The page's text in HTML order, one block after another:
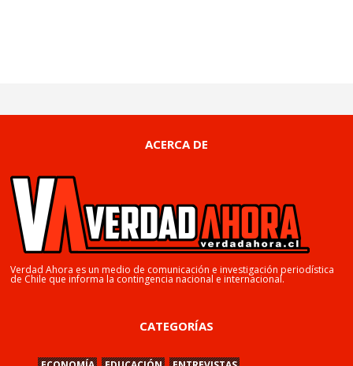
ACERCA DE
Verdad Ahora es un medio de comunicación e investigación periodística
de Chile que informa la contingencia nacional e internacional.
CATEGORÍAS